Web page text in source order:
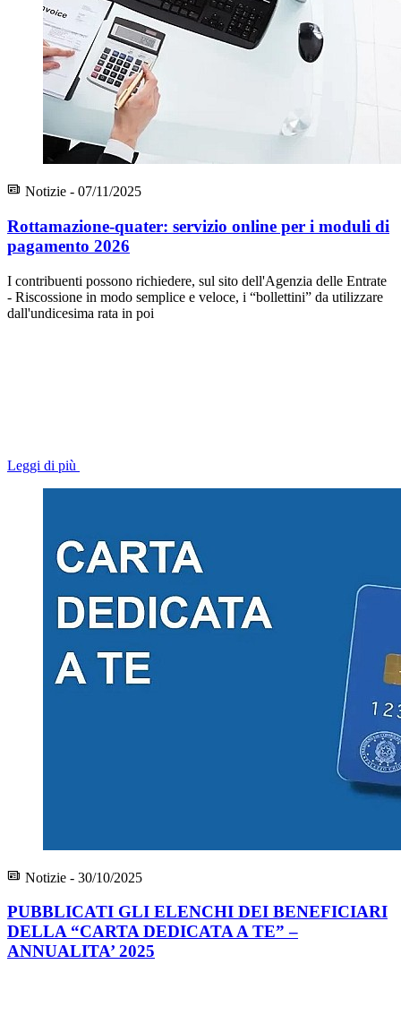
Notizie - 07/11/2025
Rottamazione-quater: servizio online per i moduli di
pagamento 2026
I contribuenti possono richiedere, sul sito dell'Agenzia delle Entrate
- Riscossione in modo semplice e veloce, i “bollettini” da utilizzare
dall'undicesima rata in poi
Leggi di più
Notizie - 30/10/2025
PUBBLICATI GLI ELENCHI DEI BENEFICIARI
DELLA “CARTA DEDICATA A TE” –
ANNUALITA’ 2025